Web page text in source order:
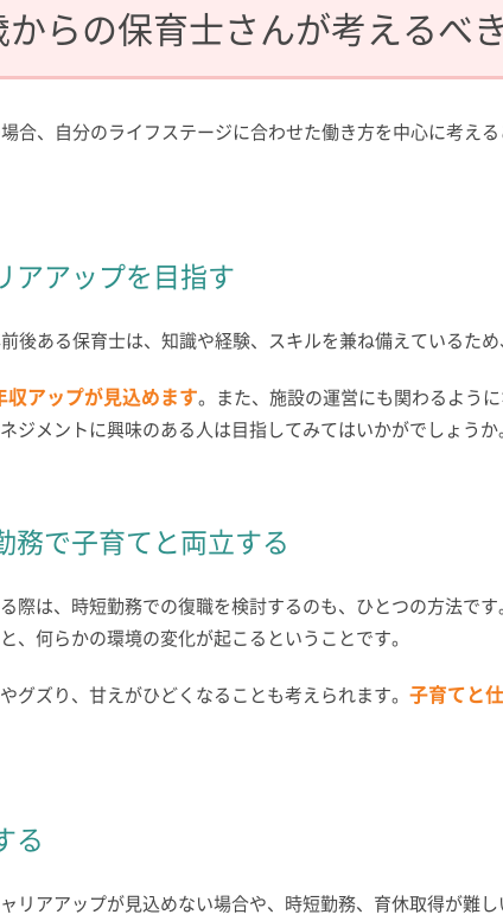
らの保育士さんが考えるべ
合、自分のライフステージに合わせた働き方を中心に考え
アアップを目指す
後ある保育士は、知識や経験、スキルを兼ね備えているた
アップが見込めます。また、施設の運営にも関わるよう
ジメントに興味のある人は目指してみてはいかがでしょうか。
務で子育てと両立する
際は、時短勤務での復職を検討するのも、ひとつの方法で
、何らかの環境の変化が起こるということです。
グズり、甘えがひどくなることも考えられます。 子育てと
る
リアアップが見込めない場合や、時短勤務、育休取得が難